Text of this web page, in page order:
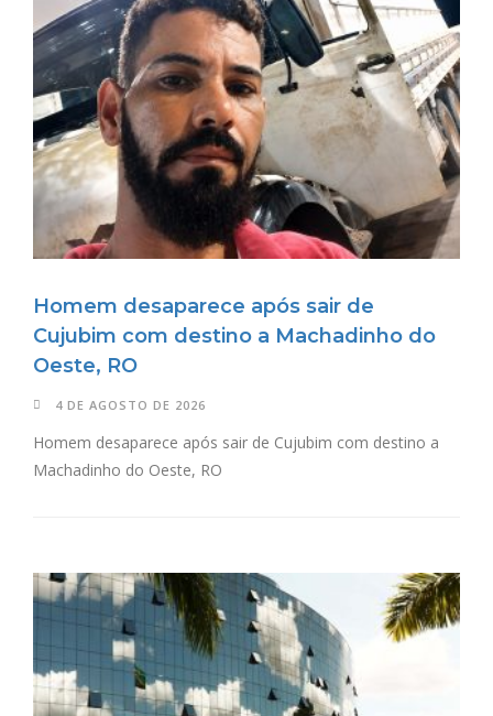
Homem desaparece após sair de
Cujubim com destino a Machadinho do
Oeste, RO
4 DE AGOSTO DE 2026
Homem desaparece após sair de Cujubim com destino a
Machadinho do Oeste, RO